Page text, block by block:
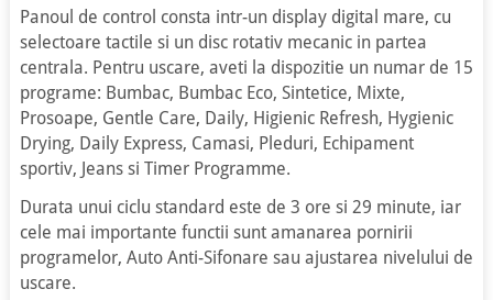
Panoul de control consta intr-un display digital mare, cu
selectoare tactile si un disc rotativ mecanic in partea
centrala. Pentru uscare, aveti la dispozitie un numar de 15
programe: Bumbac, Bumbac Eco, Sintetice, Mixte,
Prosoape, Gentle Care, Daily, Higienic Refresh, Hygienic
Drying, Daily Express, Camasi, Pleduri, Echipament
sportiv, Jeans si Timer Programme.
Durata unui ciclu standard este de 3 ore si 29 minute, iar
cele mai importante functii sunt amanarea pornirii
programelor, Auto Anti-Sifonare sau ajustarea nivelului de
uscare.